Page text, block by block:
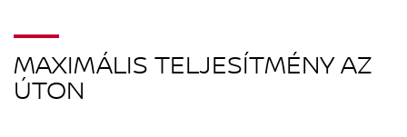
MAXIMÁLIS TELJESÍTMÉNY AZ
ÚTON